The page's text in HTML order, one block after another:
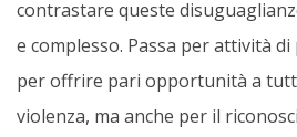
contrastare queste
e complesso. Passa per attività
per offrire pari opportunità a
violenza, ma anche per il